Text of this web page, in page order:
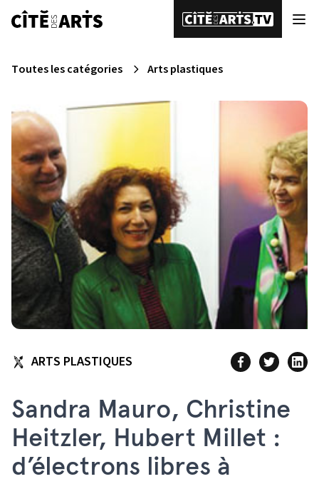
Toutes les catégories Arts plastiques
ARTS PLASTIQUES
Sandra Mauro, Christine
Heitzler, Hubert Millet :
d’électrons libres à